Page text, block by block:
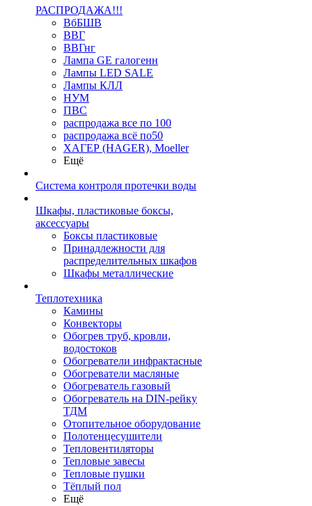
РАСПРОДАЖА!!!
ВбБШВ
ВВГ
ВВГнг
Лампа GE галогенн
Лампы LED SALE
Лампы КЛЛ
НУМ
ПВС
распродажа все по 100
распродажа всё по50
ХАГЕР (HAGER), Moeller
Ещё
Система контроля протечки воды
Шкафы, пластиковые боксы,
аксессуары
Боксы пластиковые
Принадлежности для
распределительных шкафов
Шкафы металлические
Теплотехника
Камины
Конвекторы
Обогрев труб, кровли,
водостоков
Обогреватели инфрактасные
Обогреватели масляные
Обогреватель газовый
Обогреватель на DIN-рейку
ТДМ
Отопительное оборудование
Полотенцесушители
Тепловентиляторы
Тепловые завесы
Тепловые пушки
Тёплый пол
Ещё